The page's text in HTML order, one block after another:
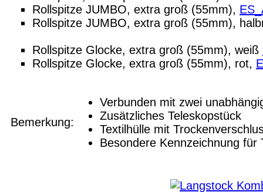
Rollspitze JUMBO, extra groß (55mm),
Rollspitze JUMBO, extra groß (55mm),
Rollspitze Glocke, extra groß (55mm), weiß
Rollspitze Glocke, extra groß (55mm), rot,
Bemerkung:
Verbunden mit zwei
Zusätzliches Teleskopstück
Textilhülle mit
Besondere Kennzeichnung für